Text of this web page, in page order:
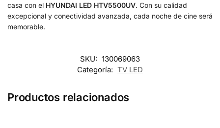
casa con el HYUNDAI LED HTV5500UV. Con su calidad
excepcional y conectividad avanzada, cada noche de cine será
memorable.
SKU: 130069063
Categoría: TV LED
Productos relacionados